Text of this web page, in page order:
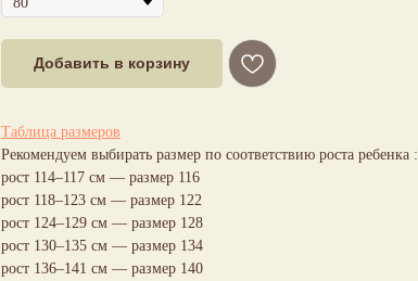
Добавить в корзину
Таблица размеров
Рекомендуем выбирать размер по соответствию роста ребенка :
рост 114–117 см — размер 116
рост 118–123 см — размер 122
рост 124–129 см — размер 128
рост 130–135 см — размер 134
рост 136–141 см — размер 140